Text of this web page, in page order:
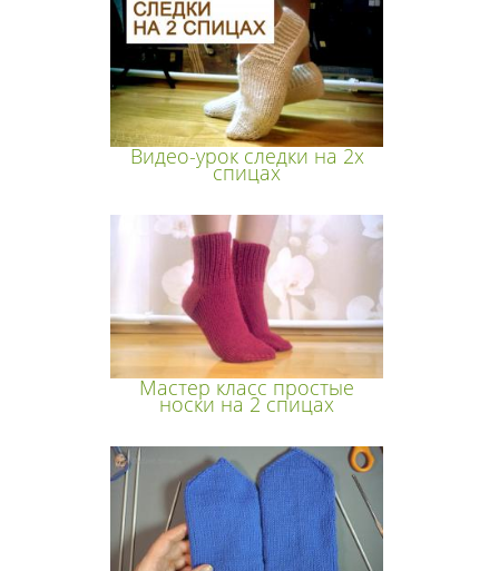
Видео-урок следки на 2х
спицах
Мастер класс простые
носки на 2 спицах